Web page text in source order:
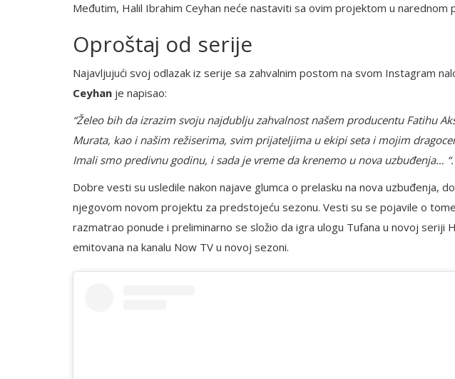
Međutim, Halil Ibrahim Ceyhan neće nastaviti sa ovim projektom u narednom
Oproštaj od serije
Najavljujući svoj odlazak iz serije sa zahvalnim postom na svom Instagram
Ceyhan je napisao:
“Želeo bih da izrazim svoju najdublju zahvalnost našem producentu Fatihu
Murata, kao i našim režiserima, svim prijateljima u ekipi seta i mojim
Imali smo predivnu godinu, i sada je vreme da krenemo u nova uzbuđenja… “.
Dobre vesti su usledile nakon najave glumca o prelasku na nova uzbuđenja,
njegovom novom projektu za predstojeću sezonu. Vesti su se pojavile o
razmatrao ponude i preliminarno se složio da igra ulogu Tufana u novoj seriji
emitovana na kanalu Now TV u novoj sezoni.